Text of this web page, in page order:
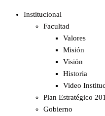
Institucional
Facultad
Valores
Misión
Visión
Historia
Video
Plan Estratégico
Gobierno